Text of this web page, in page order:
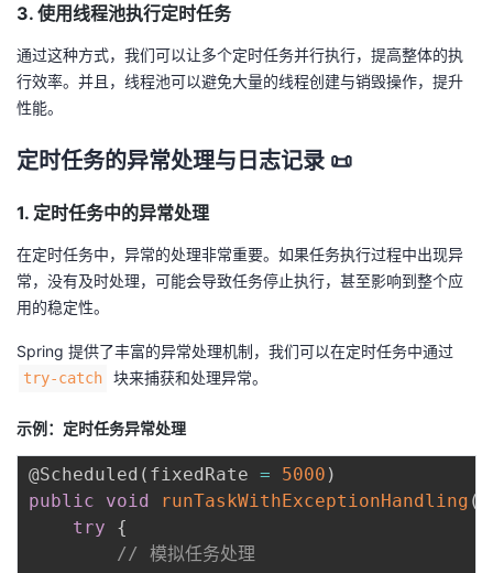
3. 使用线程池执行定时任务
通过这种方式，我们可以让多个定时任务并行执行，提高整体的执
行效率。并且，线程池可以避免大量的线程创建与销毁操作，提升
性能。
定时任务的异常处理与日志记录 📜
1. 定时任务中的异常处理
在定时任务中，异常的处理非常重要。如果任务执行过程中出现异
常，没有及时处理，可能会导致任务停止执行，甚至影响到整个应
用的稳定性。
Spring 提供了丰富的异常处理机制，我们可以在定时任务中通过
try-catch 块来捕获和处理异常。
示例：定时任务异常处理
@Scheduled ( fixedRate = 5000 )
public
void runTaskWithExceptionHandling (
try
{
// 模拟任务处理